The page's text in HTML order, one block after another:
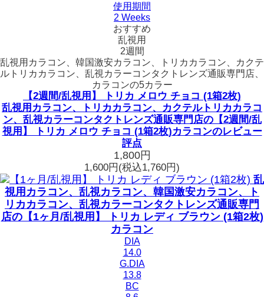
使用期間
2 Weeks
おすすめ
乱視用
2週間
乱視用カラコン、韓国激安カラコン、トリカカラコン、カクテ
ルトリカカラコン、乱視カラーコンタクトレンズ通販専門店、
カラコンの5カラー
【2週間/乱視用】 トリカ メロウ チョコ (1箱2枚)
乱視用カラコン、トリカカラコン、カクテルトリカカラコ
ン、乱視カラーコンタクトレンズ通販専門店の【2週間/乱
視用】 トリカ メロウ チョコ (1箱2枚)カラコンのレビュー
評点
1,800円
1,600円 (税込1,760円)
乱
視用カラコン、乱視カラコン、韓国激安カラコン、ト
リカカラコン、乱視カラーコンタクトレンズ通販専門
店の【1ヶ月/乱視用】 トリカ レディ ブラウン (1箱2枚)
カラコン
DIA
14.0
G.DIA
13.8
BC